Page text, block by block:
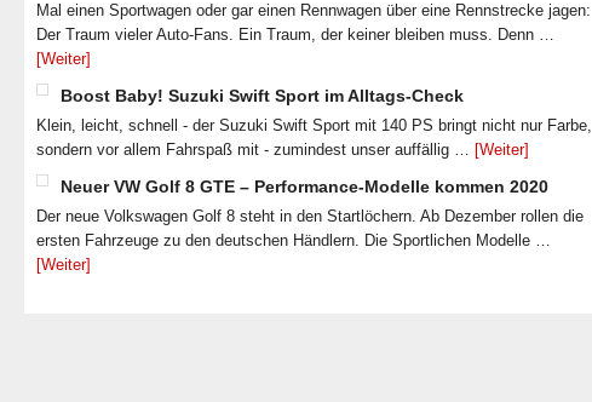
Mal einen Sportwagen oder gar einen Rennwagen über eine Rennstrecke jagen:
Der Traum vieler Auto-Fans. Ein Traum, der keiner bleiben muss. Denn …
[Weiter]
Boost Baby! Suzuki Swift Sport im Alltags-Check
Klein, leicht, schnell - der Suzuki Swift Sport mit 140 PS bringt nicht nur Farbe,
sondern vor allem Fahrspaß mit - zumindest unser auffällig … [Weiter]
Neuer VW Golf 8 GTE – Performance-Modelle kommen 2020
Der neue Volkswagen Golf 8 steht in den Startlöchern. Ab Dezember rollen die
ersten Fahrzeuge zu den deutschen Händlern. Die Sportlichen Modelle …
[Weiter]